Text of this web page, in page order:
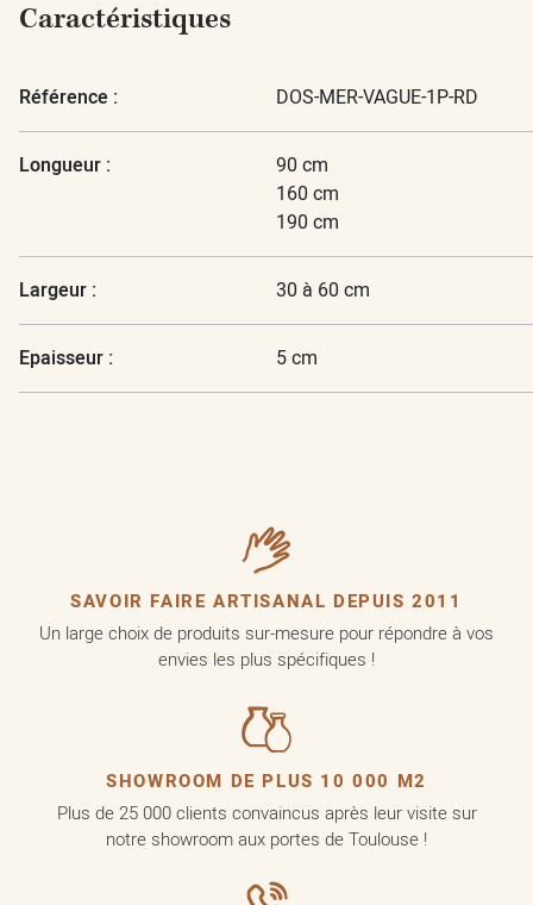
Caractéristiques
Référence : DOS-MER-VAGUE-1P-RD
Longueur :
90 cm
160 cm
190 cm
Largeur : 30 à 60 cm
Epaisseur : 5 cm
SAVOIR FAIRE ARTISANAL DEPUIS 2011
Un large choix de produits sur-mesure pour répondre à vos
envies les plus spécifiques !
SHOWROOM DE PLUS 10 000 M2
Plus de 25 000 clients convaincus après leur visite sur
notre showroom aux portes de Toulouse !